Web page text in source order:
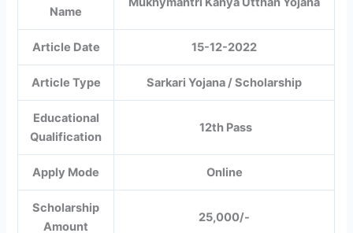
Name
Article Date 15-12-2022
Article Type Sarkari Yojana / Scholarship
Educational
Qualification
12th Pass
Apply Mode Online
Scholarship
Amount
25,000/-